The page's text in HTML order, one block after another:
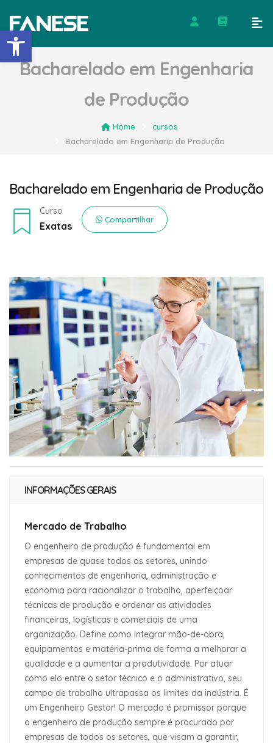
Barra de Ferramentas
Bacharelado em Engenharia
de Produção
Home
cursos
Bacharelado em Engenharia de Produção
Bacharelado em Engenharia de Produção
Curso
Exatas
Compartilhar
INFORMAÇÕES GERAIS
Mercado de Trabalho
O engenheiro de produção é fundamental em
empresas de quase todos os setores, unindo
conhecimentos de engenharia, administração e
economia para racionalizar o trabalho, aperfeiçoar
técnicas de produção e ordenar as atividades
financeiras, logísticas e comerciais de uma
organização. Define como integrar mão-de-obra,
equipamentos e matéria-prima de forma a melhorar a
qualidade e a aumentar a produtividade. Por atuar
como elo entre o setor técnico e o administrativo, seu
campo de trabalho ultrapassa os limites da indústria. É
um Engenheiro Gestor! O mercado é promissor porque
o engenheiro de produção sempre é procurado por
empresas de todos os setores, que visam a garantir,